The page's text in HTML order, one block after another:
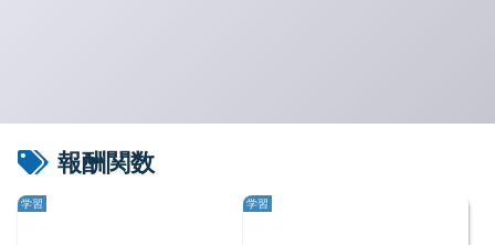
報酬関数
学習 学習